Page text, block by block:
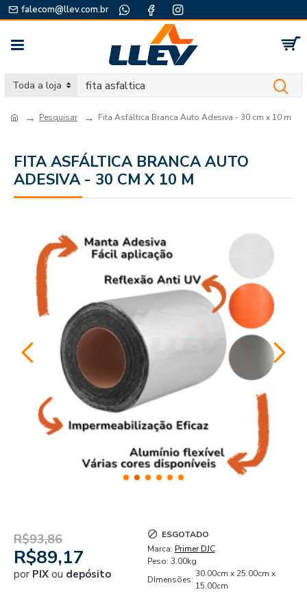
falecom@llev.com.br
Toda a loja
Pesquisar Fita Asfáltica Branca Auto Adesiva - 30 cm x 10 m
FITA ASFÁLTICA BRANCA AUTO
ADESIVA - 30 CM X 10 M
R$89,17
R$93,86
por PIX ou depósito
ESGOTADO
Marca: Primer DJC
Peso: 3.00kg
DImensões:
30.00cm x 25.00cm x
15.00cm